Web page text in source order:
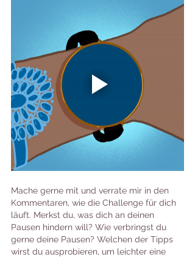
Mache gerne mit und verrate mir in den
Kommentaren, wie die Challenge für dich
läuft. Merkst du, was dich an deinen
Pausen hindern will? Wie verbringst du
gerne deine Pausen? Welchen der Tipps
wirst du ausprobieren, um leichter eine